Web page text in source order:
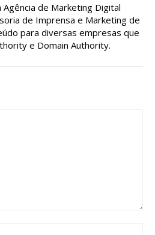
Agência de Marketing Digital
de Imprensa e Marketing de
para diversas empresas que
e Domain Authority.